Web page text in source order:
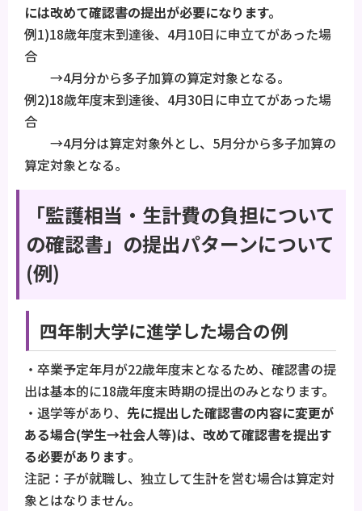
には改めて確認書の提出が必要になります。
例1)18歳年度末到達後、4月10日に申立てがあった場
合
→4月分から多子加算の算定対象となる。
例2)18歳年度末到達後、4月30日に申立てがあった場
合
→4月分は算定対象外とし、5月分から多子加算の
算定対象となる。
「監護相当・生計費の負担について
の確認書」の提出パターンについて
(例)
四年制大学に進学した場合の例
・卒業予定年月が22歳年度末となるため、確認書の提
出は基本的に18歳年度末時期の提出のみとなります。
・退学等があり、 先に提出した確認書の内容に変更が
ある場合(学生→社会人等)は、改めて確認書を提出す
る必要があります。
注記：子が就職し、独立して生計を営む場合は算定対
象とはなりません。